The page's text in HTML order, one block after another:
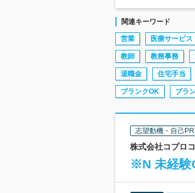
関連キーワード
営業 医療サービス
教師 教務事務
退職金 住宅手当
ブランクOK ブラ
志望動機・自己
株式会社コプロ
※N 未経験